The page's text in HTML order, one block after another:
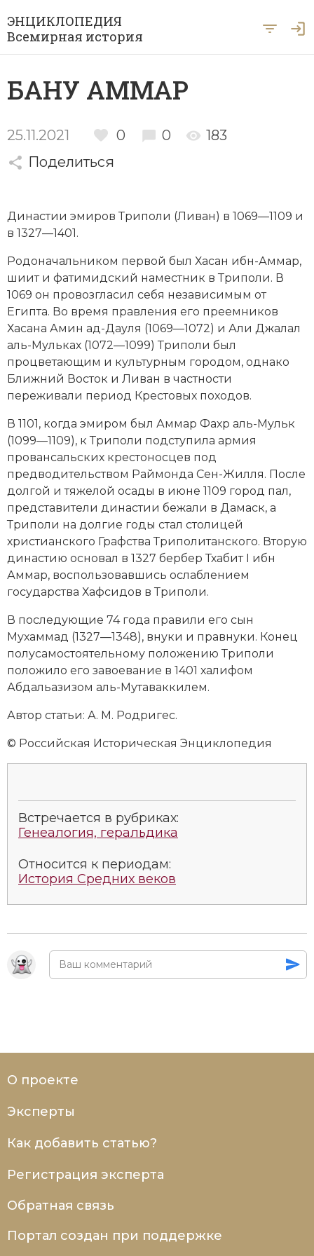
ЭНЦИКЛОПЕДИЯ
Всемирная история
Рубрики
Азия
Археология
Ближний Восток
Византия
Военная история
Генеалогия, геральдика
Государство и право
Европа
Историческая география и топонимика
История материальной и духовной культуры
История международных отношений
История, философия, теория и методология
исторического знания
Итория международных отношений
Новая история
Новейшая история
Образование
Общественные объединения и организации
Революции и народные движения
Религия и церковь
Россия
Социально-экономическая история
Специальные исторические дисциплины
Античность
История Первобытного общества
Новая история
Новейшая история
А … Я
Й К Л М Н О П Р С Т
Ю Я
БАНУ АММАР
25.11.2021 0 0
183
Поделиться
Династии эмиров Триполи (Ливан) в 1069—1109 и
в 1327—1401.
Родоначальником первой был Хасан ибн-Аммар,
шиит и фатимидский наместник в Триполи. В
1069 он провозгласил себя независимым от
Египта. Во время правления его преемников
Хасана Амин ад-Дауля (1069—1072) и Али Джалал
аль-Мульках (1072—1099) Триполи был
процветающим и культурным городом, однако
Ближний Восток и Ливан в частности
переживали период Крестовых походов.
В 1101, когда эмиром был Аммар Фахр аль-Мульк
(1099—1109), к Триполи подступила армия
провансальских крестоносцев под
предводительством Раймонда Сен-Жилля. После
долгой и тяжелой осады в июне 1109 город пал,
представители династии бежали в Дамаск, а
Триполи на долгие годы стал столицей
христианского Графства Триполитанского. Вторую
династию основал в 1327 бербер Тхабит I ибн
Аммар, воспользовавшись ослаблением
государства Хафсидов в Триполи.
В последующие 74 года правили его сын
Мухаммад (1327—1348), внуки и правнуки. Конец
полусамостоятельному положению Триполи
положило его завоевание в 1401 халифом
Абдальазизом аль-Мутаваккилем.
Автор статьи: А. М. Родригес.
© Российская Историческая Энциклопедия
Встречается в рубриках:
Генеалогия, геральдика
Относится к периодам:
История Средних веков
О проекте
Эксперты
Как добавить статью?
Регистрация эксперта
Обратная связь
Портал создан при поддержке